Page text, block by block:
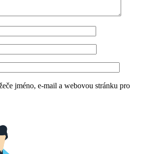
jméno, e-mail a webovou stránku pro